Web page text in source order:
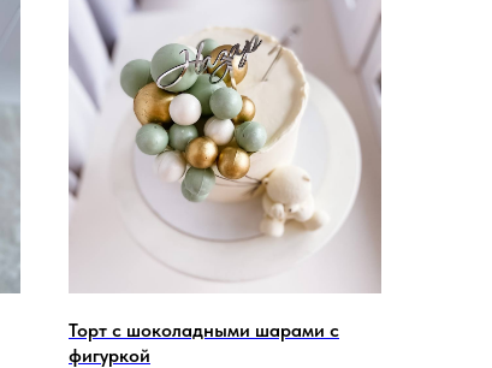
Торт с шоколадными шарами с
фигуркой